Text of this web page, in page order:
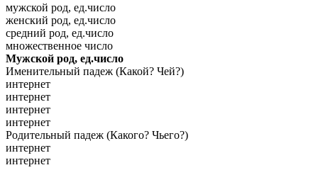
мужской род, ед.число
женский род, ед.число
средний род, ед.число
множественное число
Мужской род, ед.число
Именительный падеж (Какой? Чей?)
интернет
интернет
интернет
интернет
Родительный падеж (Какого? Чьего?)
интернет
интернет